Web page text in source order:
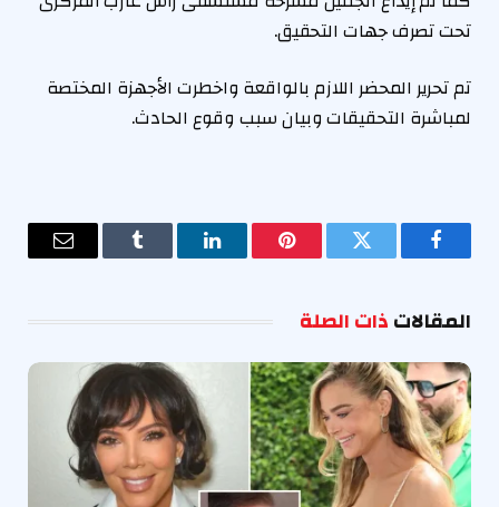
تحت تصرف جهات التحقيق.
تم تحرير المحضر اللازم بالواقعة واخطرت الأجهزة المختصة
لمباشرة التحقيقات وبيان سبب وقوع الحادث.
فيسبوك تويتر بينتيريستلينكدإن Tumblr
البريد
المقالاتذات الصلة